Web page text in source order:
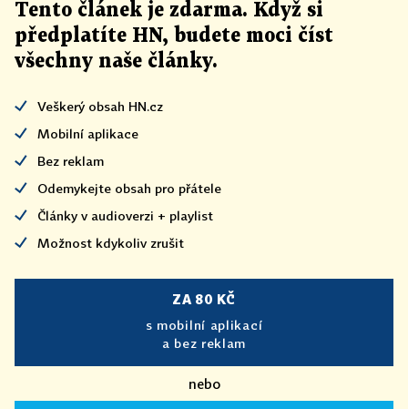
Tento článek je zdarma. Když si
předplatíte HN, budete moci číst
všechny naše články.
Veškerý obsah HN.cz
Mobilní aplikace
Bez reklam
Odemykejte obsah pro přátele
Články v audioverzi + playlist
Možnost kdykoliv zrušit
ZA 80 KČ
s mobilní aplikací
a bez reklam
nebo